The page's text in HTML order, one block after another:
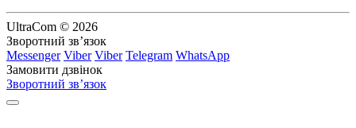
UltraCom © 2026
Зворотний зв’язок
Messenger Viber Viber Telegram WhatsApp
Замовити дзвінок
Зворотний зв’язок